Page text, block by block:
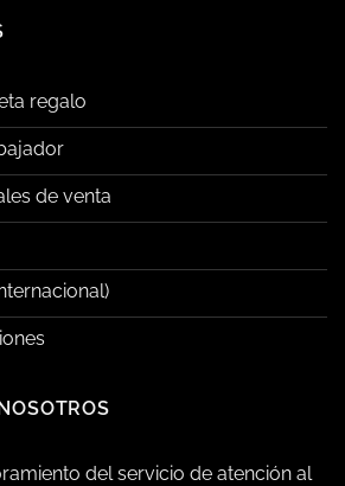
regalo
de venta
del servicio de atención al